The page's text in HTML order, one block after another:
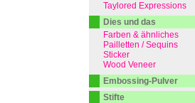
Taylored Expressions
Dies und das
Farben & ähnliches
Pailletten / Sequins
Sticker
Wood Veneer
Embossing-Pulver
Stifte